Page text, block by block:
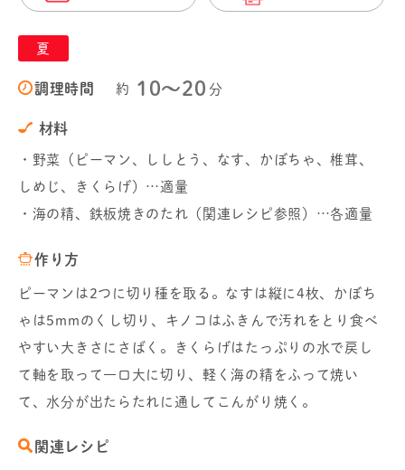
夏
調理時間 約 10〜20 分
材料
・野菜（ピーマン、ししとう、なす、かぼちゃ、椎茸、
しめじ、きくらげ）…適量
・海の精、鉄板焼きのたれ（関連レシピ参照）…各適量
作り方
ピーマンは2つに切り種を取る。なすは縦に4枚、かぼち
ゃは5mmのくし切り、キノコはふきんで汚れをとり食べ
やすい大きさにさばく。きくらげはたっぷりの水で戻し
て軸を取って一口大に切り、軽く海の精をふって焼い
て、水分が出たらたれに通してこんがり焼く。
関連レシピ